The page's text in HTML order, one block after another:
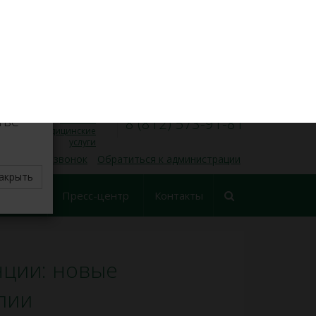
медицинские
услуги
8 (812) 573-91-81
обратный звонок Обратиться к администрации
Пресс-центр Контакты
новые